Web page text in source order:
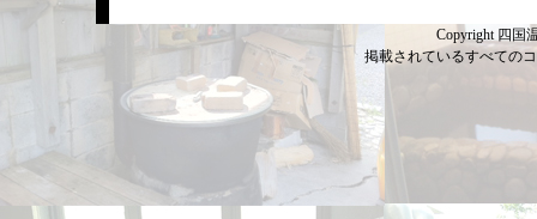
Copyright 四国
掲載されているすべての